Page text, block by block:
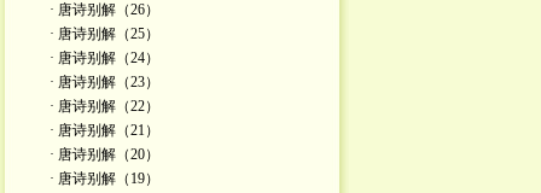
· 唐诗别解（26）
· 唐诗别解（25）
· 唐诗别解（24）
· 唐诗别解（23）
· 唐诗别解（22）
· 唐诗别解（21）
· 唐诗别解（20）
· 唐诗别解（19）